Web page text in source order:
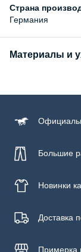
Страна
Германия
Материалы и
Натуральная кожа
Большие
Новинки
Доставка
Примерка